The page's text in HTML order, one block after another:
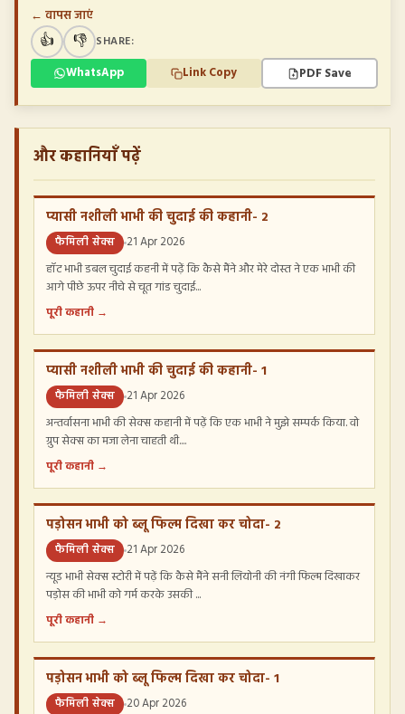
← वापस जाएं
👍 👎 SHARE:
WhatsApp
Link Copy PDF Save
और कहानियाँ पढ़ें
प्यासी नशीली भाभी की चुदाई की कहानी- 2
फैमिली सेक्स 21 Apr 2026
हॉट भाभी डबल चुदाई कहनी में पढ़ें कि कैसे मैंने और मेरे दोस्त ने एक भाभी की
आगे पीछे ऊपर नीचे से चूत गांड चुदाई...
पूरी कहानी →
प्यासी नशीली भाभी की चुदाई की कहानी- 1
फैमिली सेक्स 21 Apr 2026
अन्तर्वासना भाभी की सेक्स कहानी में पढ़ें कि एक भाभी ने मुझे सम्पर्क किया. वो
ग्रुप सेक्स का मजा लेना चाहती थी....
पूरी कहानी →
पड़ोसन भाभी को ब्लू फिल्म दिखा कर चोदा- 2
फैमिली सेक्स 21 Apr 2026
न्यूड भाभी सेक्स स्टोरी में पढ़ें कि कैसे मैंने सनी लियोनी की नंगी फिल्म दिखाकर
पड़ोस की भाभी को गर्म करके उसकी ...
पूरी कहानी →
पड़ोसन भाभी को ब्लू फिल्म दिखा कर चोदा- 1
फैमिली सेक्स 20 Apr 2026